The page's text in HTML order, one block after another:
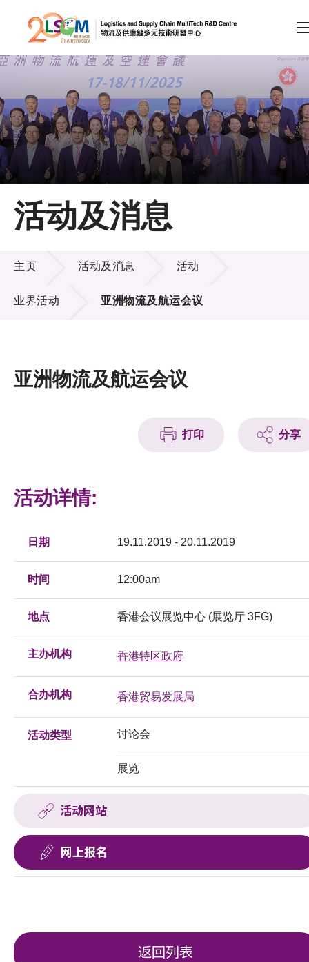
跳到内容（按回车键）
会员登录
A A EN 繁 简
主页
关于LSCM
技术商品化
项目及资助计划
活动及消息
科技分享
活动及消息
活动及消息
主页 活动及消息 活动
业界活动 亚洲物流及航运会议
亚洲物流及航运会议
打印 分享
活动详情:
日期 19.11.2019 - 20.11.2019
时间 12:00am
地点 香港会议展览中心 (展览厅 3FG)
主办机构 香港特区政府
合办机构 香港贸易发展局
活动类型 讨论会
展览
活动网站
网上报名
返回列表